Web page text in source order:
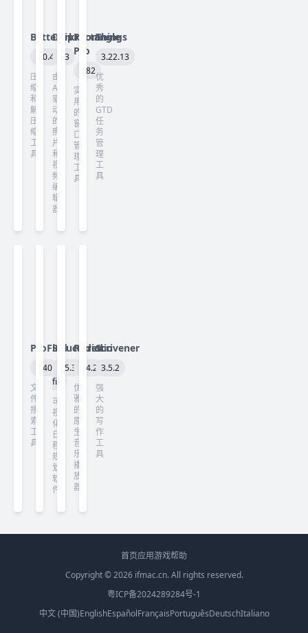
Betterzip
6.0.4
压
缩
和
解
压
缩
工
具
Darkroom
7.3
由
AI
驱
动
的
照
片
和
视
频
编
辑
器
Rectangle
Pro
3.82
实
用
的
窗
口
管
理
工
具
Things
3.22.13
优
秀
的
GTD
任
务
管
理
工
具
ProFind
1.40
文
件
搜
索
工
具
Structured
4.5.3
fix
可
视
化
日
程
规
划
软
件
Radiccio
1.4.2
优
雅
的
原
生
音
乐
播
放
器
Scrivener
3.5.2
强
大
的
写
作
工
具
首页应用游戏帮助
Copyright © 2026 ifmac.cn. All rights reserved.
粤ICP备2024289284号-1
中文 (中国)EnglishEspañolFrançaisPortuguêsDeutschItaliano